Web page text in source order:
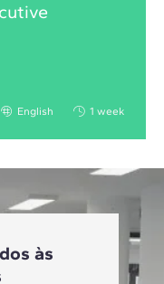
English 1 week
às